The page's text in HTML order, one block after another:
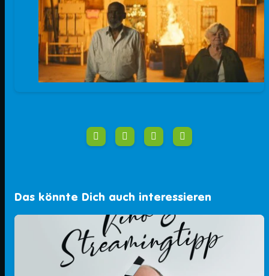
Das könnte Dich auch interessieren